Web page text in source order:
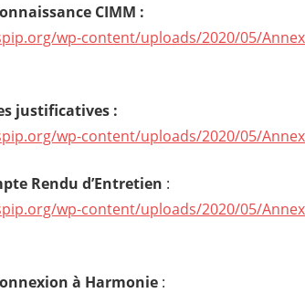
CIMM :
wp-content/uploads/2020/05/
justificatives :
wp-content/uploads/2020/05/
Rendu d’Entretien :
wp-content/uploads/2020/05/
à Harmonie :